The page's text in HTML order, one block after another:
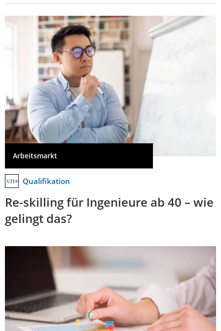
Arbeitsmarkt
Qualifikation
Re-skilling für Ingenieure ab 40 – wie
gelingt das?